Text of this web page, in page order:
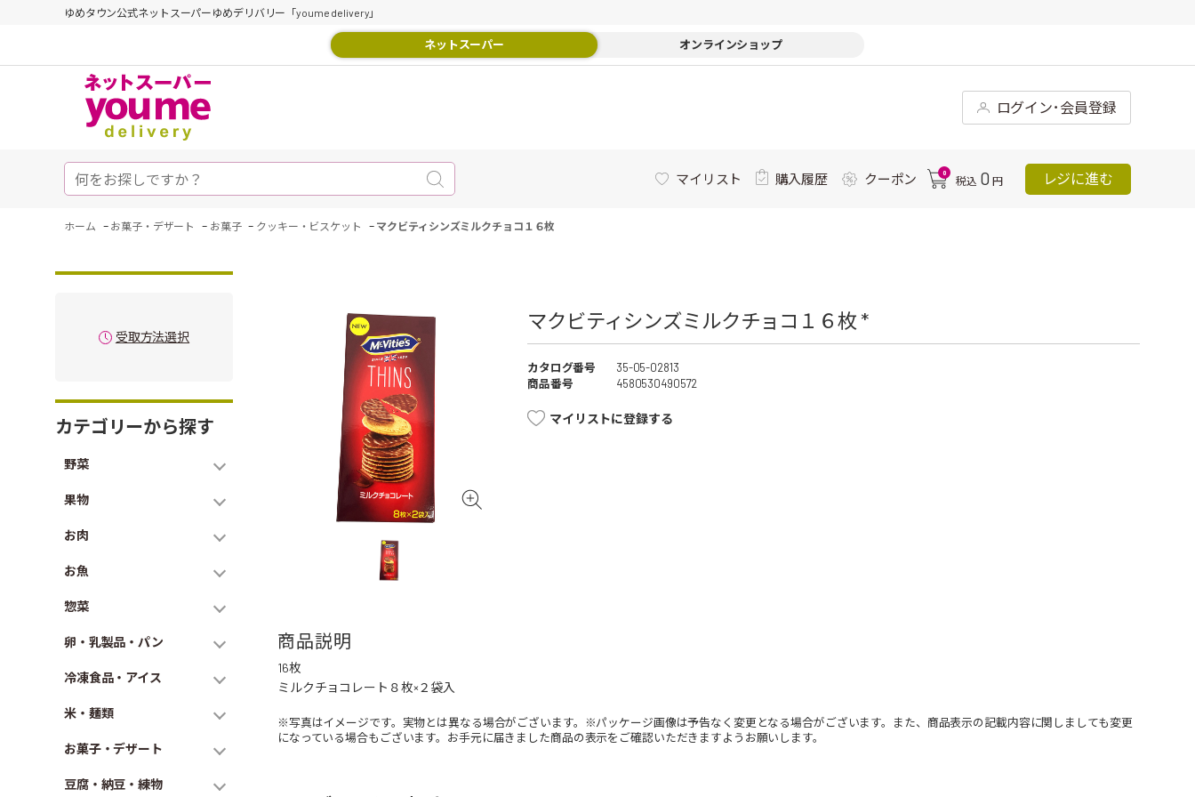
ゆめタウン公式ネットスーパーゆめデリバリー「youme delivery」
ネットスーパー オンラインショップ
ログイン･会員登録
マイリスト 購入履歴 クーポン 0
税込 0 円 レジに進む
ホーム - お菓子・デザート - お菓子 - クッキー・ビスケット - マクビティシンズミルクチョコ１６枚
受取方法選択
カテゴリーから探す
野菜
果物
お肉
お魚
惣菜
卵・乳製品・パン
冷凍食品・アイス
米・麺類
お菓子・デザート
豆腐・納豆・練物
マクビティシンズミルクチョコ１６枚 *
カタログ番号
35-05-02813
商品番号
4580530490572
マイリストに登録する
商品説明
16枚
ミルクチョコレート８枚×２袋入
※写真はイメージです。実物とは異なる場合がございます。※パッケージ画像は予告なく変更となる場合がございます。また、商品表示の記載内容に関しましても変更
になっている場合もございます。お手元に届きました商品の表示をご確認いただきますようお願いします。